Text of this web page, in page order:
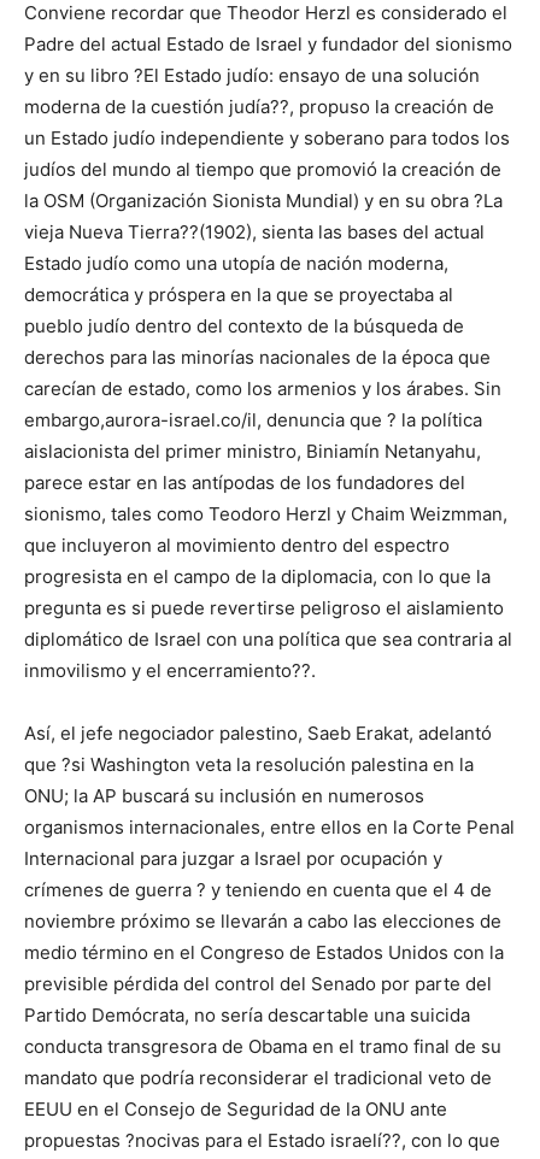
Conviene recordar que Theodor Herzl es considerado el
Padre del actual Estado de Israel y fundador del sionismo
y en su libro ?El Estado judío: ensayo de una solución
moderna de la cuestión judía??, propuso la creación de
un Estado judío independiente y soberano para todos los
judíos del mundo al tiempo que promovió la creación de
la OSM (Organización Sionista Mundial) y en su obra ?La
vieja Nueva Tierra??(1902), sienta las bases del actual
Estado judío como una utopía de nación moderna,
democrática y próspera en la que se proyectaba al
pueblo judío dentro del contexto de la búsqueda de
derechos para las minorías nacionales de la época que
carecían de estado, como los armenios y los árabes. Sin
embargo,aurora-israel.co/il, denuncia que ? la política
aislacionista del primer ministro, Biniamín Netanyahu,
parece estar en las antípodas de los fundadores del
sionismo, tales como Teodoro Herzl y Chaim Weizmman,
que incluyeron al movimiento dentro del espectro
progresista en el campo de la diplomacia, con lo que la
pregunta es si puede revertirse peligroso el aislamiento
diplomático de Israel con una política que sea contraria al
inmovilismo y el encerramiento??.
Así, el jefe negociador palestino, Saeb Erakat, adelantó
que ?si Washington veta la resolución palestina en la
ONU; la AP buscará su inclusión en numerosos
organismos internacionales, entre ellos en la Corte Penal
Internacional para juzgar a Israel por ocupación y
crímenes de guerra ? y teniendo en cuenta que el 4 de
noviembre próximo se llevarán a cabo las elecciones de
medio término en el Congreso de Estados Unidos con la
previsible pérdida del control del Senado por parte del
Partido Demócrata, no sería descartable una suicida
conducta transgresora de Obama en el tramo final de su
mandato que podría reconsiderar el tradicional veto de
EEUU en el Consejo de Seguridad de la ONU ante
propuestas ?nocivas para el Estado israelí??, con lo que